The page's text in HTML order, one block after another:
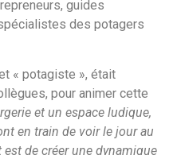
guides
des potagers
« potagiste », était
pour animer cette
et un espace ludique,
en train de voir le jour au
est de créer une dynamique